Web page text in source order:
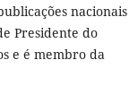
nacionais
Presidente do
e é membro da